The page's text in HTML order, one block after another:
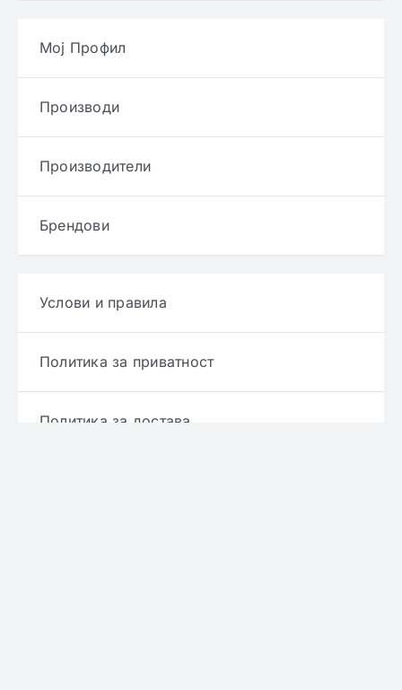
Мој Профил
Производи
Производители
Брендови
Услови и правила
Политика за приватност
Политика за достава